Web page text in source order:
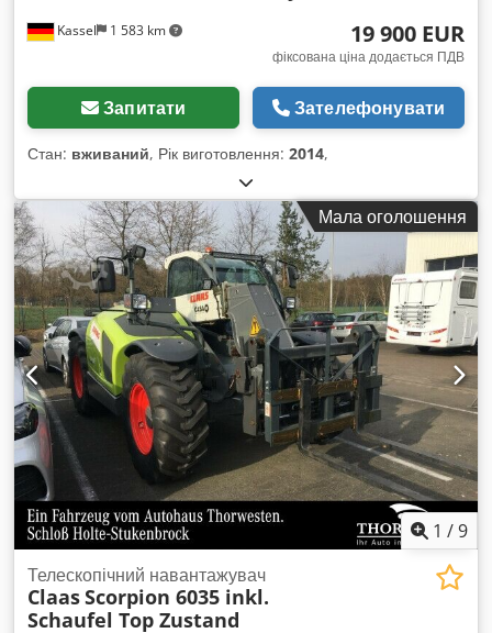
Kassel 1 583 km 19 900 EUR
фіксована ціна додається ПДВ
Запитати Зателефонувати
Стан: вживаний, Рік виготовлення: 2014,
Мала оголошення
1 /9
Телескопічний навантажувач
ClaasScorpion 6035 inkl.
Schaufel Top Zustand